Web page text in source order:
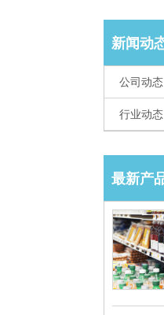
新闻动
公司动态
行业动态
最新产